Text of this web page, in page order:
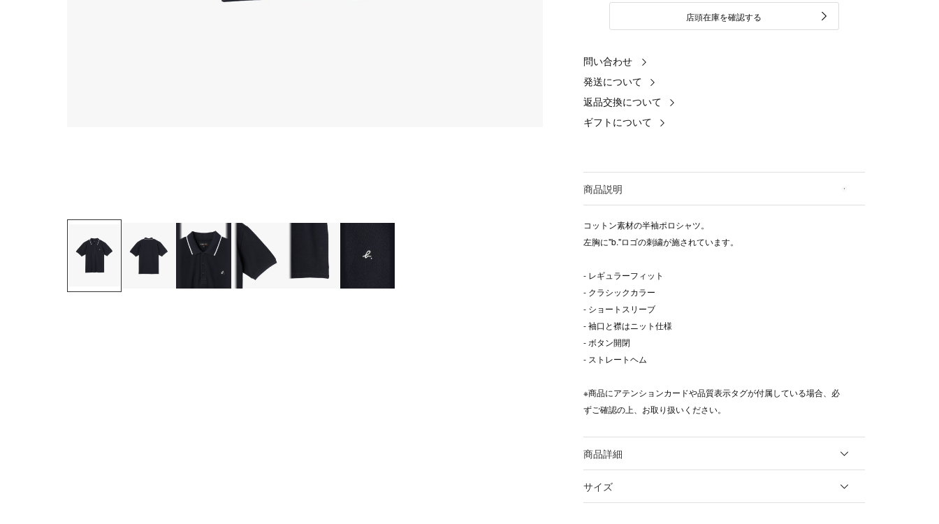
店頭在庫を確認する
問い合わせ
発送について
返品交換について
ギフトについて
商品説明
コットン素材の半袖ポロシャツ。
左胸に"b."ロゴの刺繍が施されています。
- レギュラーフィット
- クラシックカラー
- ショートスリーブ
- 袖口と襟はニット仕様
- ボタン開閉
- ストレートヘム
※商品にアテンションカードや品質表示タグが付属している場合、必
ずご確認の上、お取り扱いください。
商品詳細
サイズ